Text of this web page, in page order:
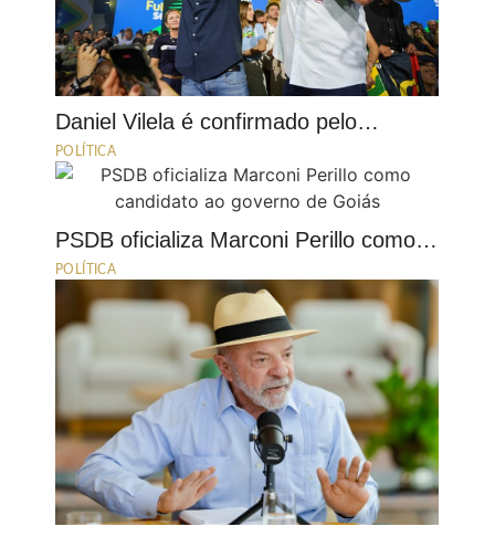
Daniel Vilela é confirmado pelo…
POLÍTICA
PSDB oficializa Marconi Perillo como…
POLÍTICA